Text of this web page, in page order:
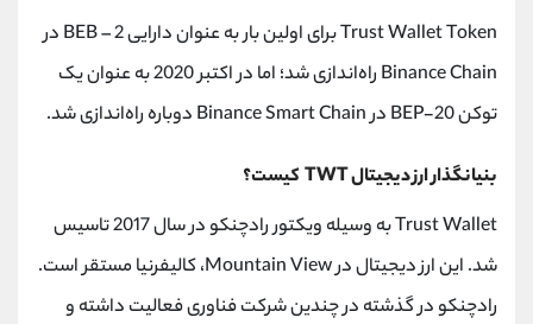
Trust Wallet Token برای اولین بار به عنوان دارایی BEB – 2 در
Binance Chain راه‌اندازی شد؛ اما در اکتبر 2020 به عنوان یک
توکن BEP-20 در Binance Smart Chain دوباره راه‌اندازی شد.
بنیانگذار ارز دیجیتال TWT کیست؟
Trust Wallet به وسیله ویکتور رادچنکو در سال 2017 تاسیس
شد. این ارز دیجیتال در Mountain View، کالیفرنیا مستقر است.
رادچنکو در گذشته در چندین شرکت فناوری فعالیت داشته و